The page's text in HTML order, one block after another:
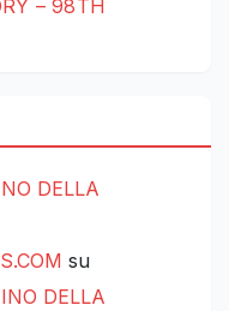
– 98TH
DELLA
su
DELLA